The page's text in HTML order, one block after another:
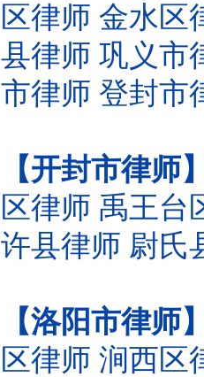
区律师 金水区
县律师 巩义市
市律师 登封市
【开封市律师
区律师 禹王台
许县律师 尉氏
【洛阳市律师
区律师 涧西区